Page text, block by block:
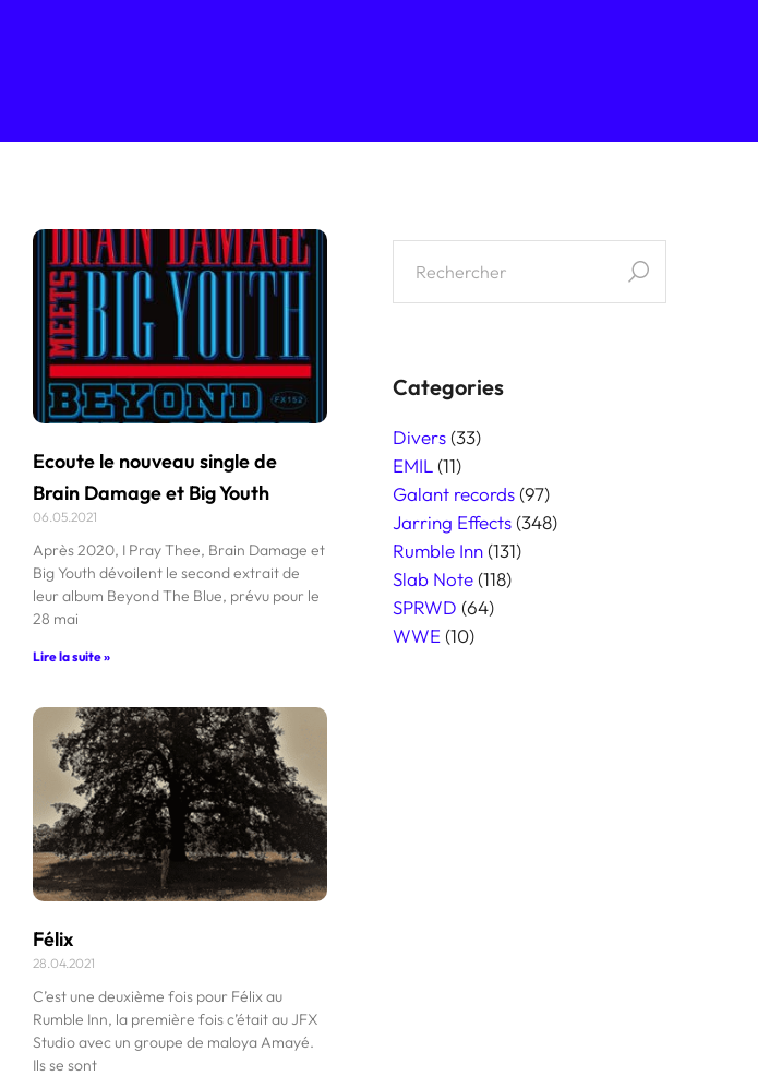
Ecoute le nouveau single de
Brain Damage et Big Youth
06.05.2021
Après 2020, I Pray Thee, Brain Damage et
Big Youth dévoilent le second extrait de
leur album Beyond The Blue, prévu pour le
28 mai
Lire la suite »
Félix
28.04.2021
C’est une deuxième fois pour Félix au
Rumble Inn, la première fois c’était au JFX
Studio avec un groupe de maloya Amayé.
Ils se sont
Categories
Divers(33)
EMIL(11)
Galant records(97)
Jarring Effects(348)
Rumble Inn(131)
Slab Note(118)
SPRWD (64)
WWE (10)